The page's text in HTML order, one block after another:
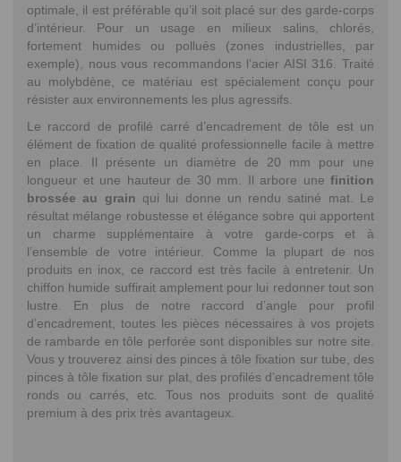
optimale, il est préférable qu’il soit placé sur des garde-corps
d’intérieur. Pour un usage en milieux salins, chlorés,
fortement humides ou pollués (zones industrielles, par
exemple), nous vous recommandons l’acier AISI 316. Traité
au molybdène, ce matériau est spécialement conçu pour
résister aux environnements les plus agressifs.
Le raccord de profilé carré d’encadrement de tôle est un
élément de fixation de qualité professionnelle facile à mettre
en place. Il présente un diamètre de 20 mm pour une
longueur et une hauteur de 30 mm. Il arbore une finition
brossée au grain qui lui donne un rendu satiné mat. Le
résultat mélange robustesse et élégance sobre qui apportent
un charme supplémentaire à votre garde-corps et à
l’ensemble de votre intérieur. Comme la plupart de nos
produits en inox, ce raccord est très facile à entretenir. Un
chiffon humide suffirait amplement pour lui redonner tout son
lustre. En plus de notre raccord d’angle pour profil
d’encadrement, toutes les pièces nécessaires à vos projets
de rambarde en tôle perforée sont disponibles sur notre site.
Vous y trouverez ainsi des pinces à tôle fixation sur tube, des
pinces à tôle fixation sur plat, des profilés d’encadrement tôle
ronds ou carrés, etc. Tous nos produits sont de qualité
premium à des prix très avantageux.